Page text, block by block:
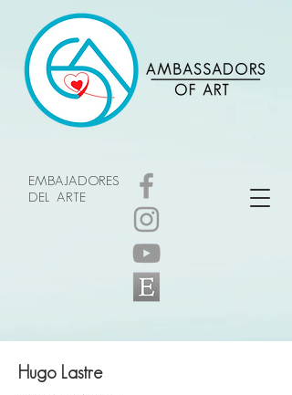
EMBAJADORES
DEL ARTE
Hugo Lastre